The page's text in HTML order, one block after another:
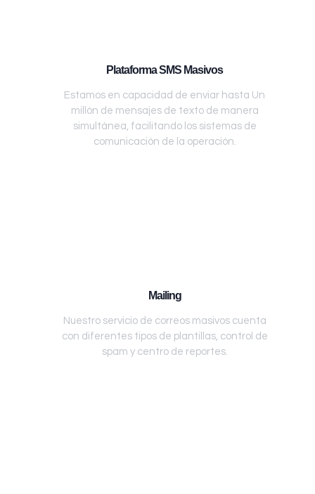
Plataforma SMS Masivos
Estamos en capacidad de enviar hasta Un
millón de mensajes de texto de manera
simultánea, facilitando los sistemas de
comunicación de la operación.
Mailing
Nuestro servicio de correos masivos cuenta
con diferentes tipos de plantillas, control de
spam y centro de reportes.